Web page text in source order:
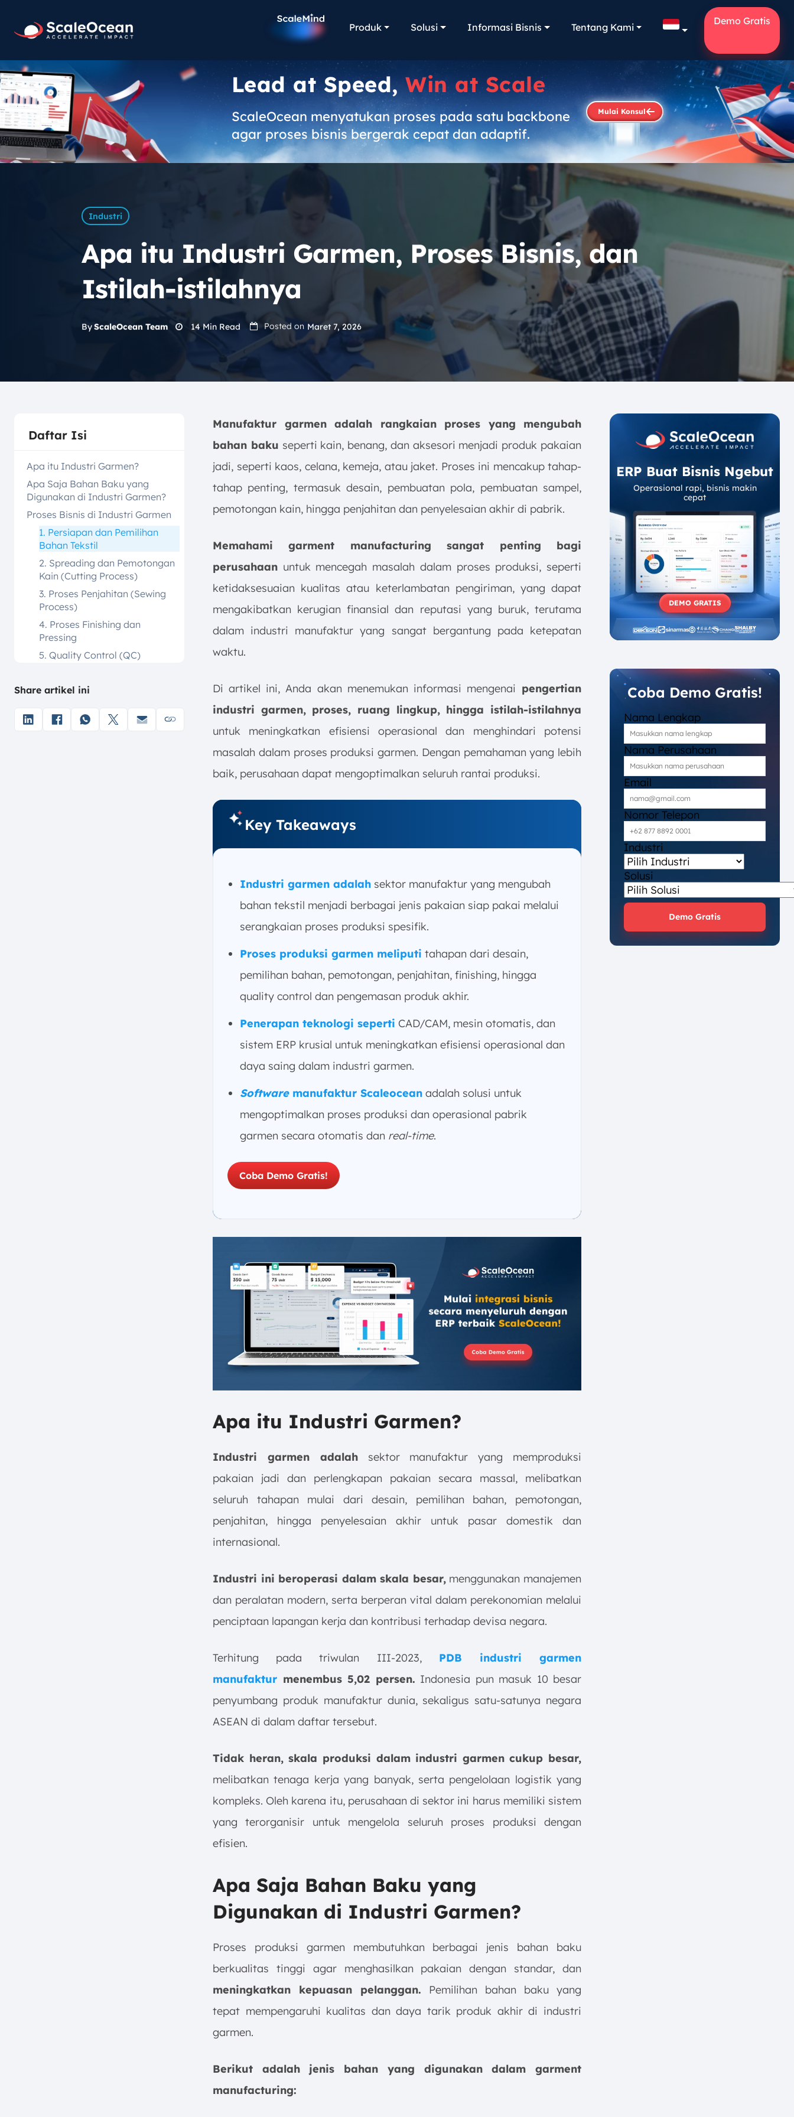
Produk Solusi Informasi Bisnis Tentang Kami
Demo Gratis
Lead at Speed,Win at Scale
ScaleOcean menyatukan proses pada satu backbone
agar proses bisnis bergerak cepat dan adaptif.
Mulai Konsul
Industri
Apa itu Industri Garmen, Proses Bisnis, dan
Istilah-istilahnya
ByScaleOcean Team 14Min Read Posted on Maret 7, 2026
Daftar Isi
Apa itu Industri Garmen?
Apa Saja Bahan Baku yang
Digunakan di Industri Garmen?
Proses Bisnis di Industri Garmen
1. Persiapan dan Pemilihan
Bahan Tekstil
2. Spreading dan Pemotongan
Kain (Cutting Process)
3. Proses Penjahitan (Sewing
Process)
4. Proses Finishing dan
Pressing
5. Quality Control (QC)
Penyimpanan
dan Konveksi?
1. Bisnis Tekstil
Share artikel ini
Manufaktur garmen adalah rangkaian proses yang mengubah
bahan baku seperti kain, benang, dan aksesori menjadi produk pakaian
jadi, seperti kaos, celana, kemeja, atau jaket. Proses ini mencakup tahap-
tahap penting, termasuk desain, pembuatan pola, pembuatan sampel,
pemotongan kain, hingga penjahitan dan penyelesaian akhir di pabrik.
Memahami garment manufacturing sangat penting bagi
perusahaan untuk mencegah masalah dalam proses produksi, seperti
ketidaksesuaian kualitas atau keterlambatan pengiriman, yang dapat
mengakibatkan kerugian finansial dan reputasi yang buruk, terutama
dalam industri manufaktur yang sangat bergantung pada ketepatan
waktu.
Di artikel ini, Anda akan menemukan informasi mengenai pengertian
industri garmen, proses, ruang lingkup, hingga istilah-istilahnya
untuk meningkatkan efisiensi operasional dan menghindari potensi
masalah dalam proses produksi garmen. Dengan pemahaman yang lebih
baik, perusahaan dapat mengoptimalkan seluruh rantai produksi.
Key Takeaways
Industri garmen adalah sektor manufaktur yang mengubah
bahan tekstil menjadi berbagai jenis pakaian siap pakai melalui
serangkaian proses produksi spesifik.
Proses produksi garmen meliputi tahapan dari desain,
pemilihan bahan, pemotongan, penjahitan, finishing, hingga
quality control dan pengemasan produk akhir.
Penerapan teknologi seperti CAD/CAM, mesin otomatis, dan
sistem ERP krusial untuk meningkatkan efisiensi operasional dan
daya saing dalam industri garmen.
Softwaremanufaktur Scaleocean adalah solusi untuk
mengoptimalkan proses produksi dan operasional pabrik
garmen secara otomatis dan real-time.
Coba Demo Gratis!
Apa itu Industri Garmen?
Industri garmen adalahsektor manufaktur yang memproduksi
pakaian jadi dan perlengkapan pakaian secara massal, melibatkan
seluruh tahapan mulai dari desain, pemilihan bahan, pemotongan,
penjahitan, hingga penyelesaian akhir untuk pasar domestik dan
internasional.
Industri ini beroperasi dalam skala besar,menggunakan manajemen
dan peralatan modern, serta berperan vital dalam perekonomian melalui
penciptaan lapangan kerja dan kontribusi terhadap devisa negara.
Terhitung pada triwulan III-2023, PDB industri garmen
manufaktur menembus 5,02 persen. Indonesia pun masuk 10 besar
penyumbang produk manufaktur dunia, sekaligus satu-satunya negara
ASEAN di dalam daftar tersebut.
Tidak heran, skala produksi dalam industri garmen cukup besar,
melibatkan tenaga kerja yang banyak, serta pengelolaan logistik yang
kompleks. Oleh karena itu, perusahaan di sektor ini harus memiliki sistem
yang terorganisir untuk mengelola seluruh proses produksi dengan
efisien.
Apa Saja Bahan Baku yang
Digunakan di Industri Garmen?
Proses produksi garmen membutuhkan berbagai jenis bahan baku
berkualitas tinggi agar menghasilkan pakaian dengan standar, dan
meningkatkan kepuasan pelanggan. Pemilihan bahan baku yang
tepat mempengaruhi kualitas dan daya tarik produk akhir di industri
garmen.
Berikut adalah jenis bahan yang digunakan dalam garment
manufacturing:
ERP Buat Bisnis Ngebut
Operasional rapi, bisnis makin
cepat
DEMO GRATIS
Coba Demo Gratis!
Nama Lengkap
Nama Perusahaan
Email
Nomor Telepon
Industri
Solusi
Demo Gratis